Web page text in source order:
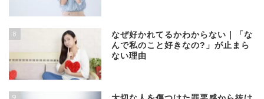
8
なぜ好かれてるかわからない｜「な
んで私のこと好きなの?」が止まら
ない理由
9